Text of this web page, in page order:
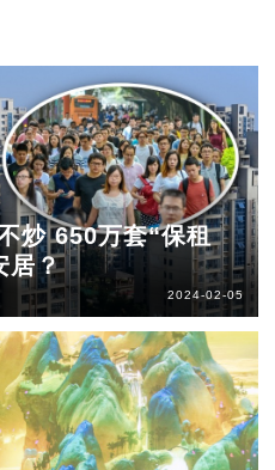
炒 650万套“保租
居？
2024-02-05